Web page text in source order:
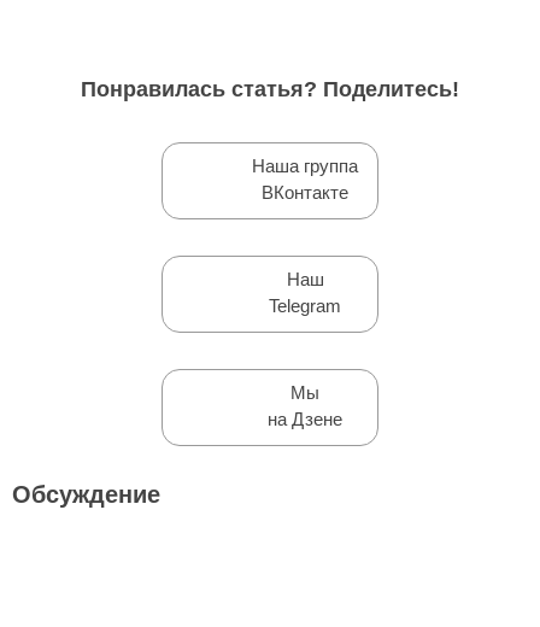
Понравилась статья? Поделитесь!
Наша группа
ВКонтакте
Наш
Telegram
Мы
на Дзене
Обсуждение